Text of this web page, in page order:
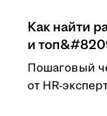
Как найти
и
Пошаговый
от HR-